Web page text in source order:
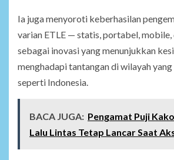
Ia juga menyoroti keberhasilan
varian ETLE — statis, portabel, mobile,
sebagai inovasi yang menunjukkan
menghadapi tantangan di wilayah
seperti Indonesia.
BACA JUGA: Pengamat Puji
Lalu Lintas Tetap Lancar Saat